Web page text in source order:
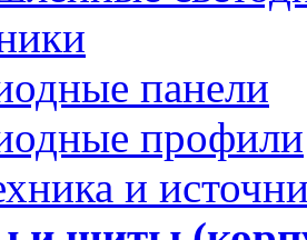
панели
профили
и